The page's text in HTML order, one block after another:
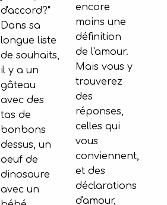
d'accord?"
Dans sa
longue liste
de souhaits,
il y a un
gâteau
avec des
tas de
bonbons
dessus, un
oeuf de
dinosaure
avec un
encore
moins une
définition
de l'amour.
Mais vous y
trouverez
des
réponses,
celles qui
vous
conviennent,
et des
déclarations
d'amour,